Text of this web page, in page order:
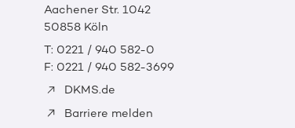
Aachener Str. 1042
50858 Köln
T: 0221 / 940 582-0
F: 0221 / 940 582-3699
DKMS.de
Barriere melden